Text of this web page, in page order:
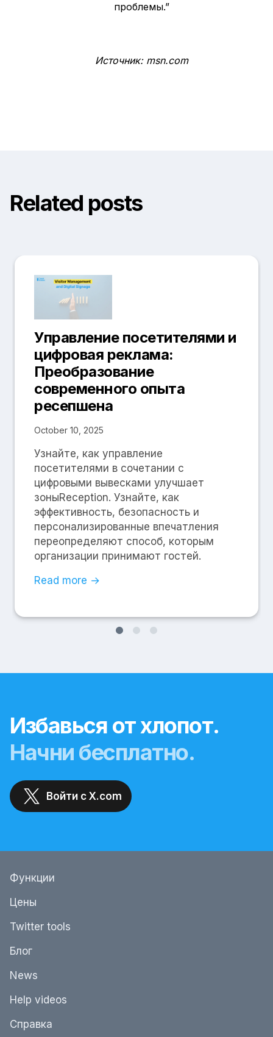
проблемы.”
Источник: msn.com
Related posts
Управление посетителями и
цифровая реклама:
Преобразование
современного опыта
ресепшена
October 10, 2025
Узнайте, как управление
посетителями в сочетании с
цифровыми вывесками улучшает
зоныReception. Узнайте, как
эффективность, безопасность и
персонализированные впечатления
переопределяют способ, которым
организации принимают гостей.
Read more →
Избавься от хлопот.
Начни бесплатно.
Войти с X.com
Функции
Цены
Twitter tools
Блог
News
Help videos
Справка